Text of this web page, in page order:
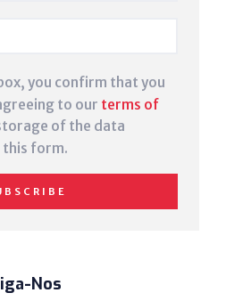
you confirm that you
to our terms of
of the data
form.
Nos